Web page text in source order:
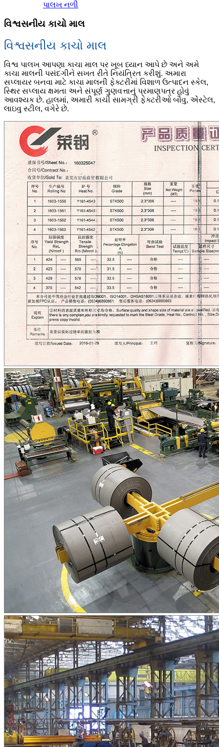
પાલખ નળી
વિશ્વસનીય કાચો માલ
વિશ્વસનીય કાચો માલ
વિશ્વ પાલખ આપણા કાચા માલ પર ખૂબ ધ્યાન આપે છે અને અમે
કાચા માલની પસંદગીને સખત રીતે નિયંત્રિત કરીશું. અમારા
સપ્લાયર બનવા માટે કાચા માલની ફેક્ટરીમાં વિશાળ ઉત્પાદન સ્કેલ,
સ્થિર સપ્લાય ક્ષમતા અને સંપૂર્ણ ગુણવત્તાનું પ્રમાણપત્ર હોવું
આવશ્યક છે. હાલમાં, અમારી કાચી સામગ્રી ફેક્ટરીઓ બૌવુ, એંસ્ટેલ,
લાઇવુ સ્ટીલ, વગેરે છે.